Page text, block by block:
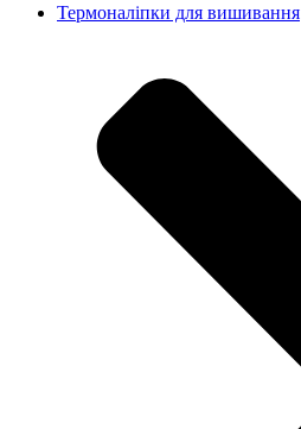
Термоналіпки для вишивання